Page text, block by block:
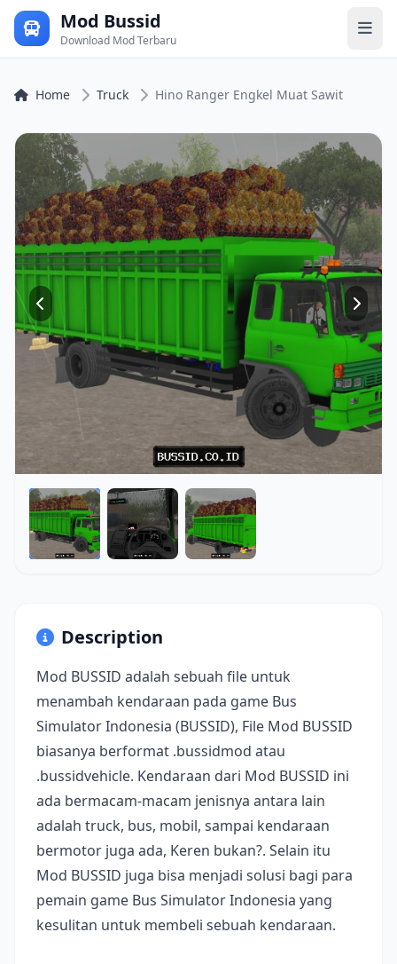
Mod Bussid
Download Mod Terbaru
Home Truck Hino Ranger Engkel Muat Sawit
Description
Mod BUSSID adalah sebuah file untuk
menambah kendaraan pada game Bus
Simulator Indonesia (BUSSID), File Mod BUSSID
biasanya berformat .bussidmod atau
.bussidvehicle. Kendaraan dari Mod BUSSID ini
ada bermacam-macam jenisnya antara lain
adalah truck, bus, mobil, sampai kendaraan
bermotor juga ada, Keren bukan?. Selain itu
Mod BUSSID juga bisa menjadi solusi bagi para
pemain game Bus Simulator Indonesia yang
kesulitan untuk membeli sebuah kendaraan.